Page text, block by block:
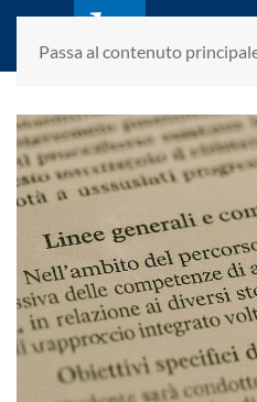
Passa al contenutofondato da